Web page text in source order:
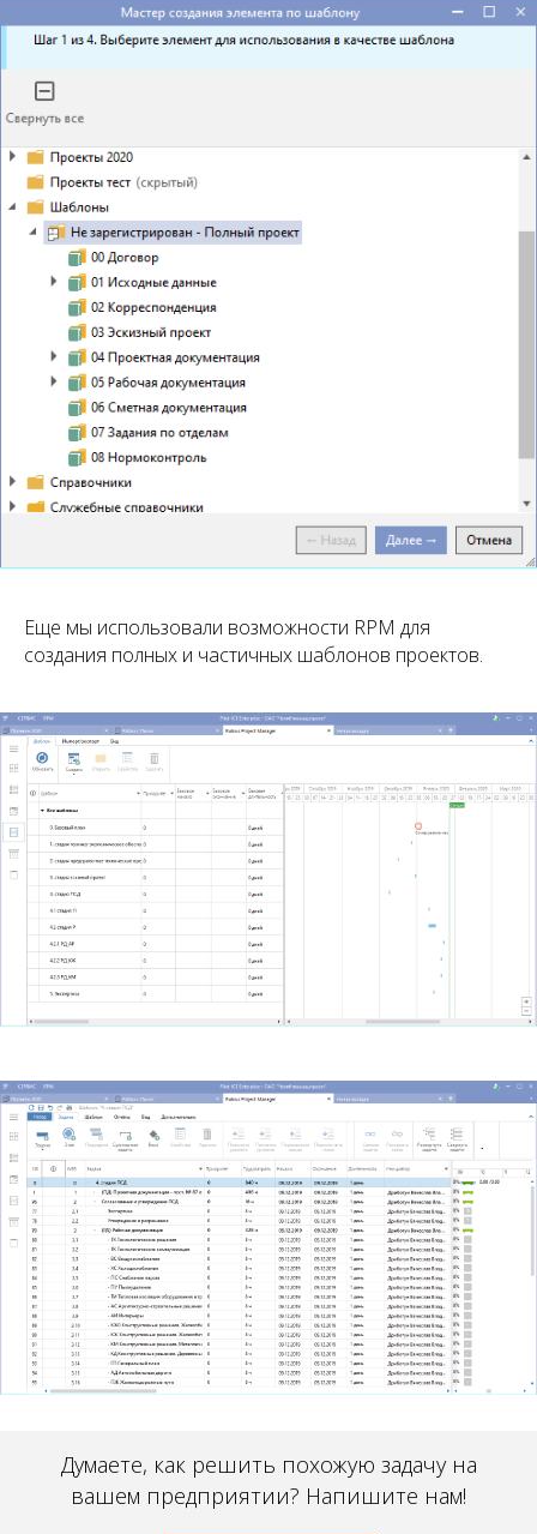
Еще мы использовали возможности RPM для
создания полных и частичных шаблонов проектов.
Думаете, как решить похожую задачу на
вашем предприятии? Напишите нам!